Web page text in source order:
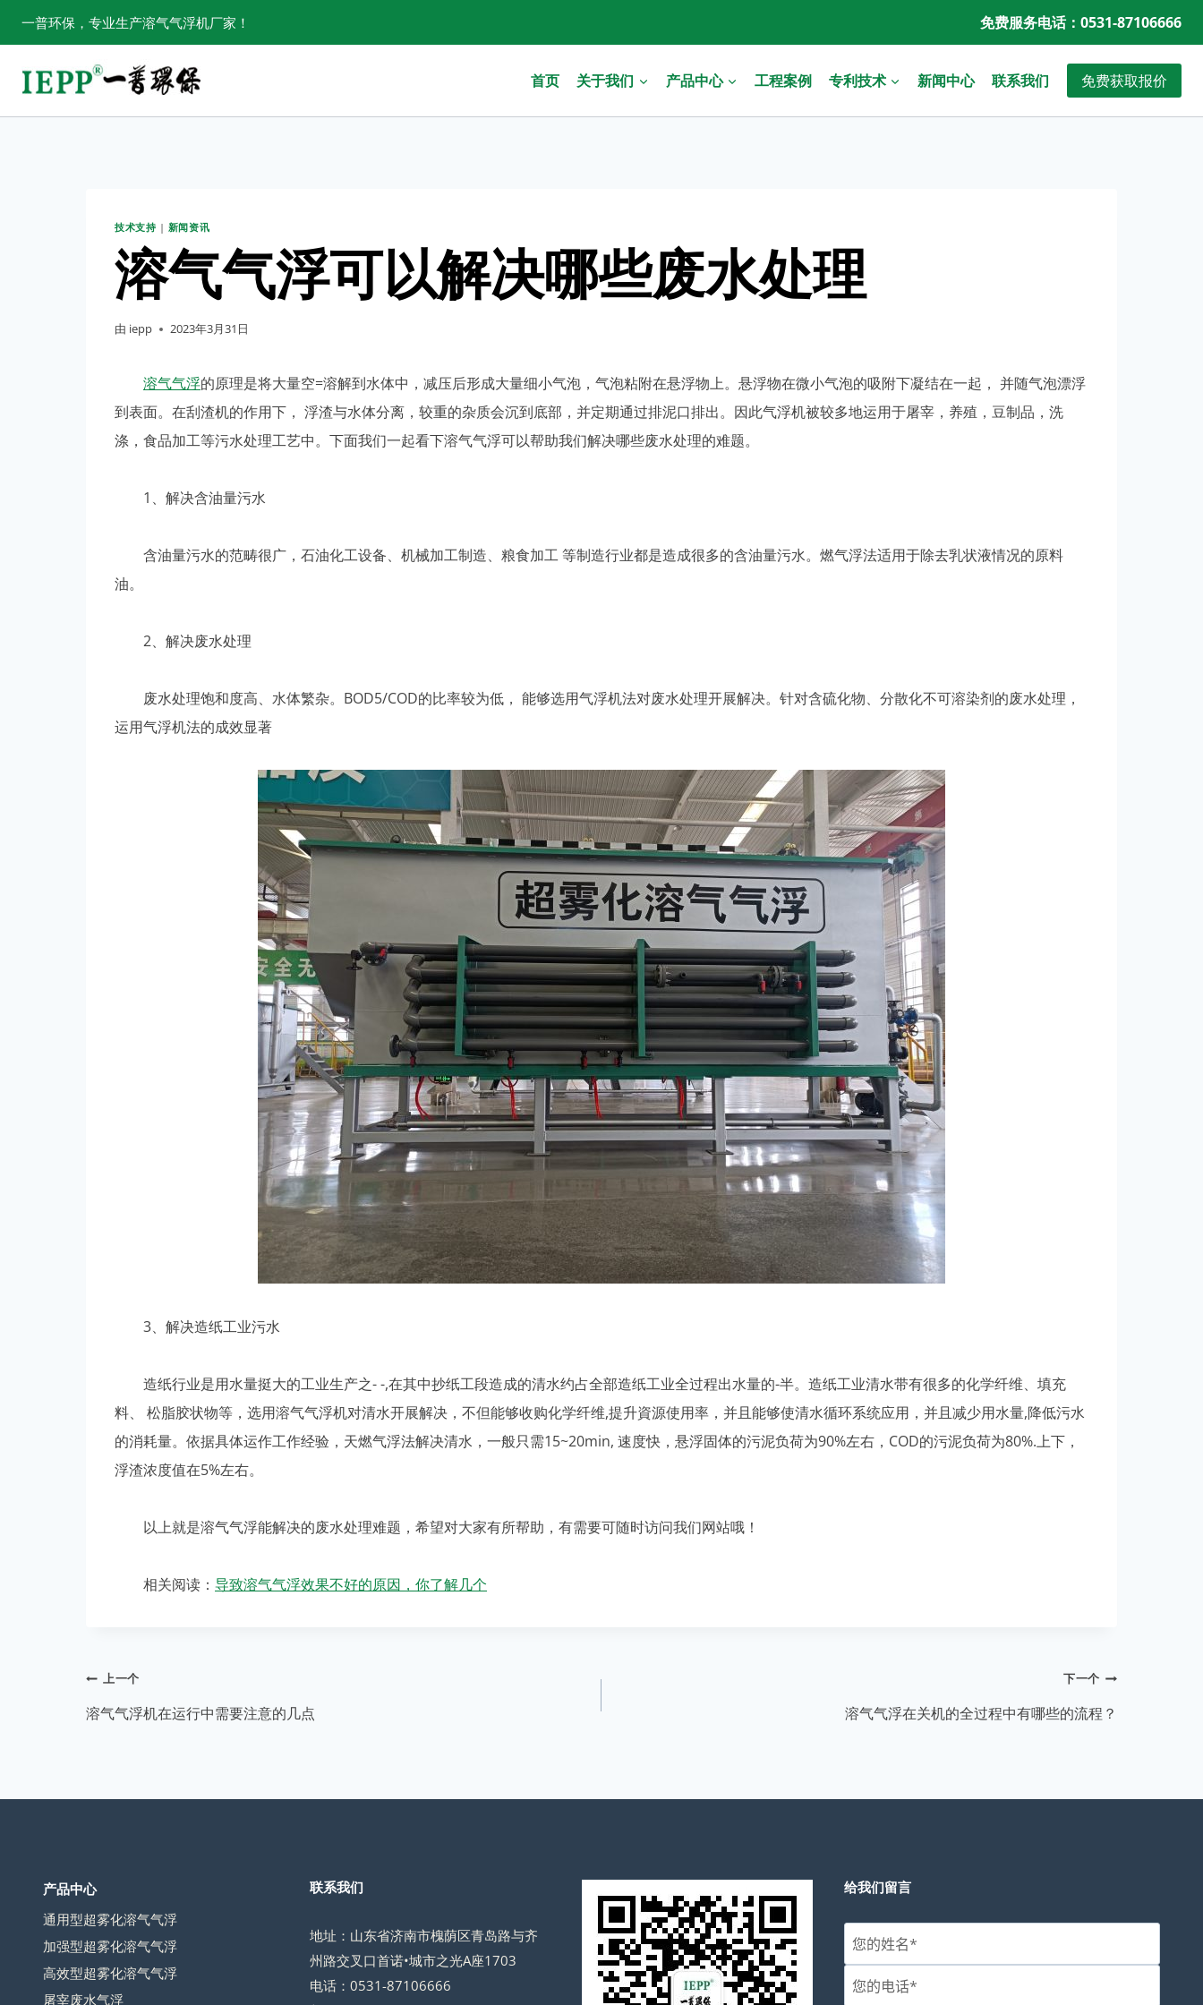
转
一普环保，专业生产溶气气浮机厂家！ 免费服务电话：0531-87106666
首页 关于我们 产品中心 工程案例 专利技术 新闻中心 联系我们 免费获取报价
技术支持 | 新闻资讯
溶气气浮可以解决哪些废水处理
由 iepp 2023年3月31日
溶气气浮的原理是将大量空=溶解到水体中，减压后形成大量细小气泡，气泡粘附在悬浮物上。悬浮物在微小气泡的吸附下凝结在一起， 并随气泡漂浮
到表面。在刮渣机的作用下， 浮渣与水体分离，较重的杂质会沉到底部，并定期通过排泥口排出。因此气浮机被较多地运用于屠宰，养殖，豆制品，洗
涤，食品加工等污水处理工艺中。下面我们一起看下溶气气浮可以帮助我们解决哪些废水处理的难题。
1、解决含油量污水
含油量污水的范畴很广，石油化工设备、机械加工制造、粮食加工 等制造行业都是造成很多的含油量污水。燃气浮法适用于除去乳状液情况的原料
油。
2、解决废水处理
废水处理饱和度高、水体繁杂。BOD5/COD的比率较为低， 能够选用气浮机法对废水处理开展解决。针对含硫化物、分散化不可溶染剂的废水处理，
运用气浮机法的成效显著
3、解决造纸工业污水
造纸行业是用水量挺大的工业生产之- -,在其中抄纸工段造成的清水约占全部造纸工业全过程出水量的-半。造纸工业清水带有很多的化学纤维、填充
料、 松脂胶状物等，选用溶气气浮机对清水开展解决，不但能够收购化学纤维,提升資源使用率，并且能够使清水循环系统应用，并且减少用水量,降低污水
的消耗量。依据具体运作工作经验，天燃气浮法解决清水，一般只需15~20min, 速度快，悬浮固体的污泥负荷为90%左右，COD的污泥负荷为80%.上下，
浮渣浓度值在5%左右。
以上就是溶气气浮能解决的废水处理难题，希望对大家有所帮助，有需要可随时访问我们网站哦！
相关阅读： 导致溶气气浮效果不好的原因，你了解几个
文
章
上一个
溶气气浮机在运行中需要注意的几点
下一个
溶气气浮在关机的全过程中有哪些的流程？
产品中心
通用型超雾化溶气气浮
加强型超雾化溶气气浮
高效型超雾化溶气气浮
屠宰废水气浮
联系我们
地址：山东省济南市槐荫区青岛路与齐
州路交叉口首诺•城市之光A座1703
电话：0531-87106666
给我们留言